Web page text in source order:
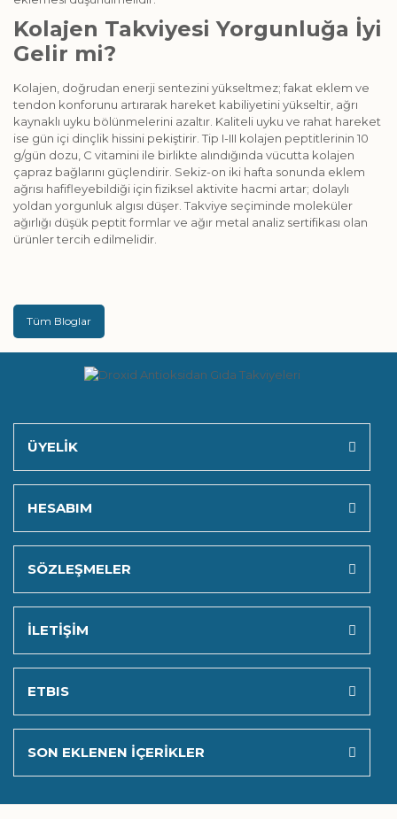
Kolajen Takviyesi Yorgunluğa İyi
Gelir mi?
Kolajen, doğrudan enerji sentezini yükseltmez; fakat eklem ve
tendon konforunu artırarak hareket kabiliyetini yükseltir, ağrı
kaynaklı uyku bölünmelerini azaltır. Kaliteli uyku ve rahat hareket
ise gün içi dinçlik hissini pekiştirir. Tip I-III kolajen peptitlerinin 10
g/gün dozu, C vitamini ile birlikte alındığında vücutta kolajen
çapraz bağlarını güçlendirir. Sekiz-on iki hafta sonunda eklem
ağrısı hafifleyebildiği için fiziksel aktivite hacmi artar; dolaylı
yoldan yorgunluk algısı düşer. Takviye seçiminde moleküler
ağırlığı düşük peptit formlar ve ağır metal analiz sertifikası olan
ürünler tercih edilmelidir.
Tüm Bloglar
ÜYELİK
HESABIM
SÖZLEŞMELER
İLETİŞİM
ETBIS
SON EKLENEN İÇERİKLER